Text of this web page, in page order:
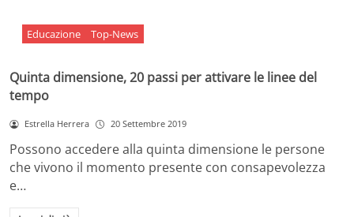
Educazione Top-News
Quinta dimensione, 20 passi per attivare le linee del
tempo
Estrella Herrera 20 Settembre 2019
Possono accedere alla quinta dimensione le persone
che vivono il momento presente con consapevolezza
e…